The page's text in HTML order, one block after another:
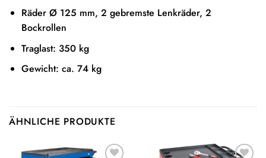
Räder Ø 125 mm, 2 gebremste Lenkräder, 2
Bockrollen
Traglast: 350 kg
Gewicht: ca. 74 kg
ÄHNLICHE PRODUKTE